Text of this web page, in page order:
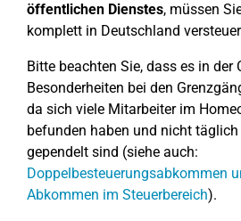
öffentlichen Dienstes, müssen
komplett in Deutschland
Bitte beachten Sie, dass es in der
Besonderheiten bei den
da sich viele Mitarbeiter im
befunden haben und nicht täglich
gependelt sind (siehe auch:
Doppelbesteuerungsabkommen
Abkommen im Steuerbereich).